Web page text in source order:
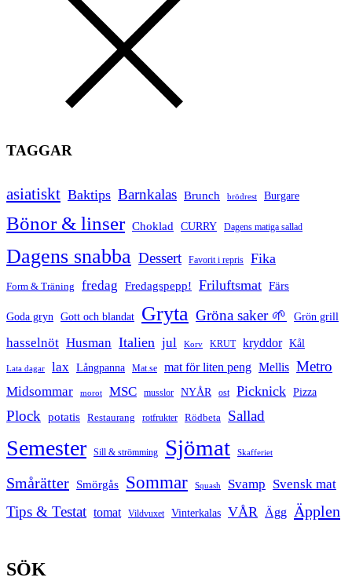
TAGGAR
asiatiskt Baktips Barnkalas Brunch brödrest Burgare
Bönor & linser Choklad CURRY Dagens matiga sallad
Dagens snabba Dessert Favorit i repris Fika
Form & Träning fredag Fredagspepp! Friluftsmat Färs
Goda gryn Gott och blandat Gryta Gröna saker 🌱 Grön grill
hasselnöt Husman Italien jul Korv KRUT kryddor Kål
Lata dagar lax Långpanna Mat.se mat för liten peng Mellis Metro
Midsommar morot MSC musslor NYÅR ost Picknick Pizza
Plock potatis Restaurang rotfrukter Rödbeta Sallad
Semester Sill & strömming Sjömat Skafferiet
Smårätter Smörgås Sommar Squash Svamp Svensk mat
Tips & Testat tomat Vildvuxet Vinterkalas VÅR Ägg Äpplen
SÖK